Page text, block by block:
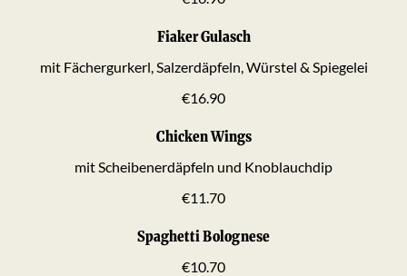
Fiaker Gulasch
mit Fächergurkerl, Salzerdäpfeln, Würstel & Spiegelei
€16.90
Chicken Wings
mit Scheibenerdäpfeln und Knoblauchdip
€11.70
Spaghetti Bolognese
€10.70